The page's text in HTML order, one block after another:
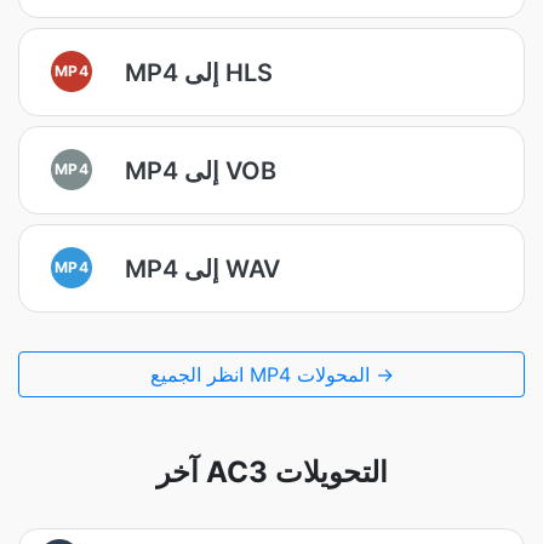
MP4 MP4 إلى HLS
MP4 MP4 إلى VOB
MP4 MP4 إلى WAV
انظر الجميع MP4 المحولات →
آخر AC3 التحويلات